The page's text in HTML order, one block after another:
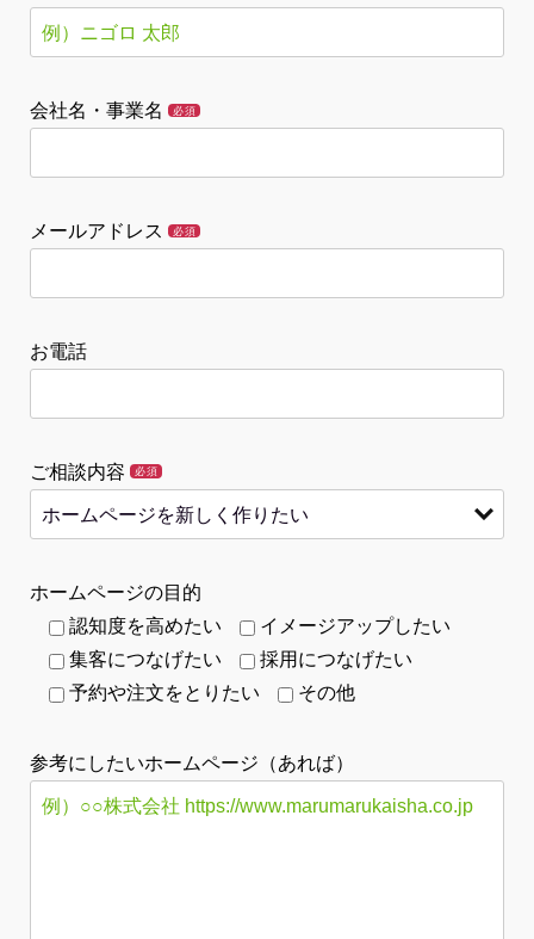
会社名・事業名 必須
メールアドレス 必須
お電話
ご相談内容 必須
ホームページの目的
認知度を高めたい
イメージアップしたい
集客につなげたい
採用につなげたい
予約や注文をとりたい
その他
参考にしたいホームページ（あれば）